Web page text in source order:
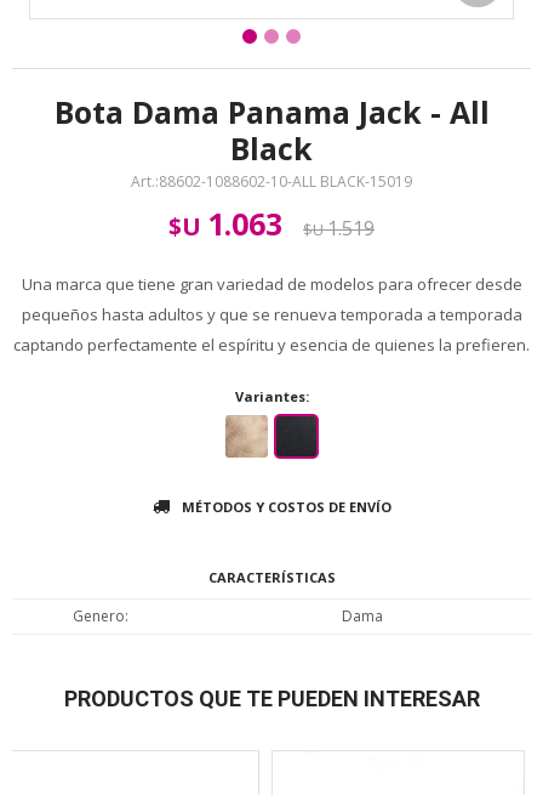
Bota Dama Panama Jack - All
Black
88602-1088602-10-ALL BLACK-15019
$U 1.063 $U1.519
Una marca que tiene gran variedad de modelos para ofrecer desde
pequeños hasta adultos y que se renueva temporada a temporada
captando perfectamente el espíritu y esencia de quienes la prefieren.
Variantes:
MÉTODOS Y COSTOS DE ENVÍO
CARACTERÍSTICAS
Genero Dama
PRODUCTOS QUE TE PUEDEN INTERESAR